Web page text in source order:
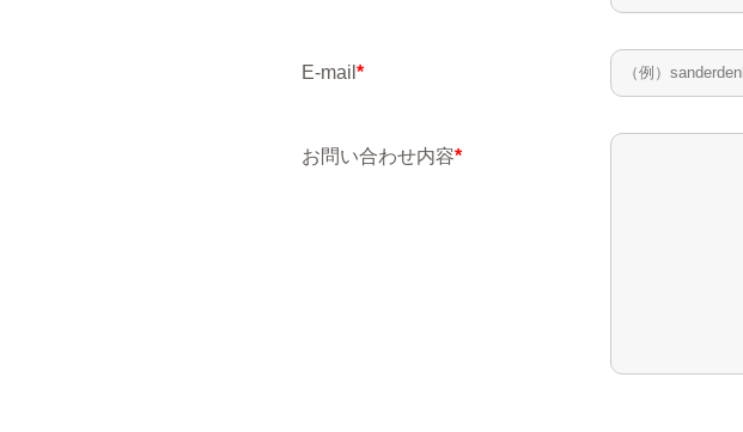
E-mail *
お問い合わせ内容*